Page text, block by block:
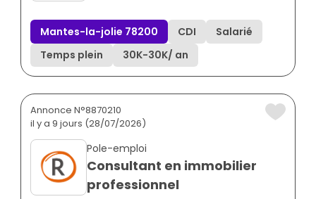
Mantes-la-jolie 78200 CDI
Salarié
Temps plein
30K-30K/ an
Annonce N°8870210
il y a 9 jours (28/07/2026)
Pole-emploi
Consultant en immobilier
professionnel